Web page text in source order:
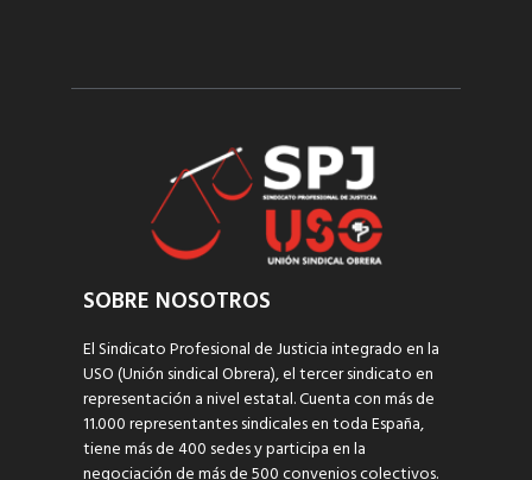
SOBRE NOSOTROS
El Sindicato Profesional de Justicia integrado en la
USO (Unión sindical Obrera), el tercer sindicato en
representación a nivel estatal. Cuenta con más de
11.000 representantes sindicales en toda España,
tiene más de 400 sedes y participa en la